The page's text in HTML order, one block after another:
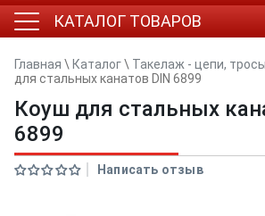
КАТАЛОГ ТОВАРОВ
Главная \ Каталог\ Такелаж - цепи,
для стальных канатов DIN 6899
Коуш для стальных
6899
Написать отзыв